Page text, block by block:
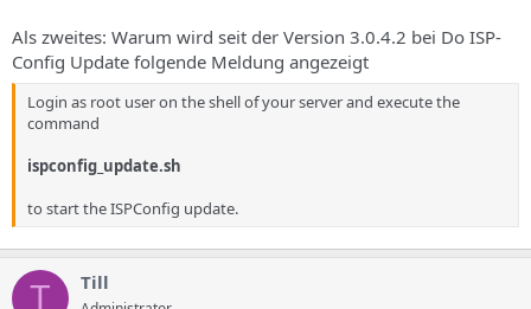
Als zweites: Warum wird seit der Version 3.0.4.2 bei Do ISP-
Config Update folgende Meldung angezeigt
Login as root user on the shell of your server and execute the
command
ispconfig_update.sh
to start the ISPConfig update.
T Till